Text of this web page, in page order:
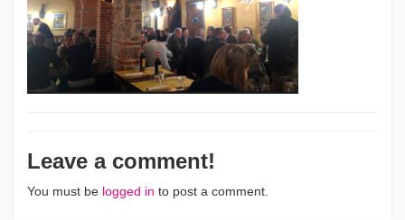
Leave a comment!
You must be logged in to post a comment.